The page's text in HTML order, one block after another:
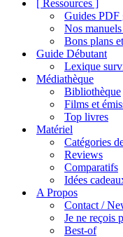
[ Ressources ]
Guides PDF
Nos
Bons plans
Guide Débutant
Lexique
Médiathèque
Bibliothèque
Films et
Top livres
Matériel
Catégories
Reviews
Comparatifs
Idées
A Propos
Contact /
Je ne reçois
Best-of